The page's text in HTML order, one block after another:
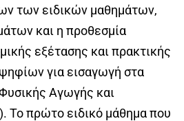
των ειδικών μαθημάτων,
και η προθεσμία
εξέτασης και πρακτικής
για εισαγωγή στα
Αγωγής και
Το πρώτο ειδικό μάθημα που